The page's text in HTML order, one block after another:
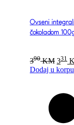
Ovseni
čokoladom
390 KM
price
was:
331
Dodaj u korpu